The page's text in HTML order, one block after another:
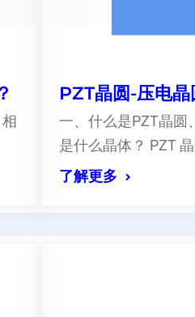
PZT晶圆-压电
一、什么是PZT晶圆
是什么晶体？ PZT
了解更多